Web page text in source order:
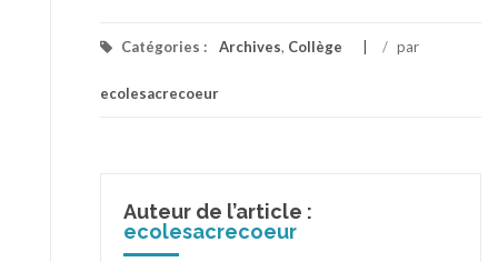
Catégories : Archives, Collège / par
ecolesacrecoeur
Auteur de l’article :
ecolesacrecoeur